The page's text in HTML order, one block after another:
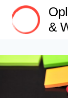
Doorgaan
naar
inhoud
&